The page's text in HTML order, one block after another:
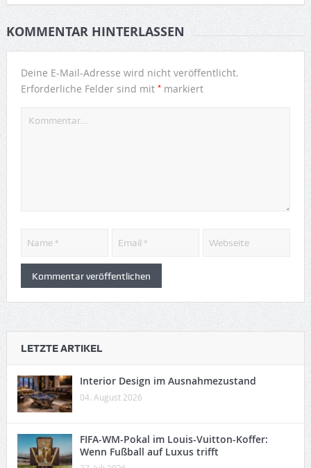
KOMMENTAR HINTERLASSEN
Deine E-Mail-Adresse wird nicht veröffentlicht.
Erforderliche Felder sind mit *markiert
LETZTE ARTIKEL
Interior Design im Ausnahmezustand
04. August 2026
FIFA-WM-Pokal im Louis-Vuitton-Koffer:
Wenn Fußball auf Luxus trifft